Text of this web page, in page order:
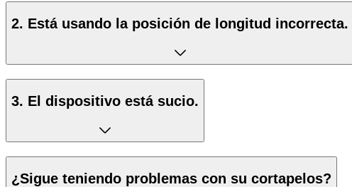
2. Está usando la posición de longitud incorrecta.
3. El dispositivo está sucio.
¿Sigue teniendo problemas con su cortapelos?